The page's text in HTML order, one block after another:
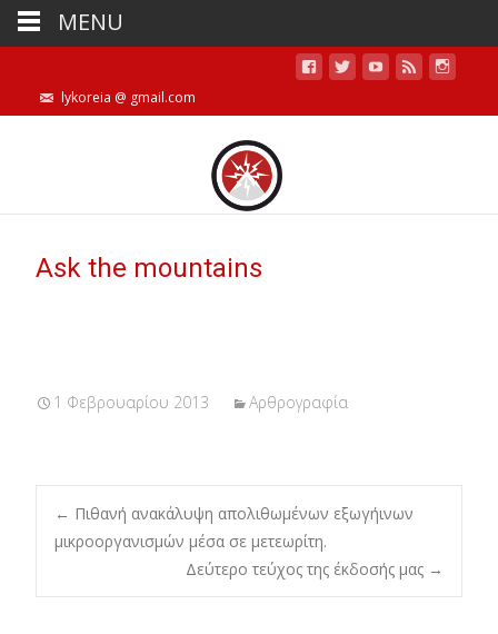
lykoreia @ gmail.com
Ask the mountains
1 Φεβρουαρίου 2013 Αρθρογραφία
Post
navigation
← Πιθανή ανακάλυψη απολιθωμένων εξωγήινων
μικροοργανισμών μέσα σε μετεωρίτη.
Δεύτερο τεύχος της έκδοσής μας →
MENU